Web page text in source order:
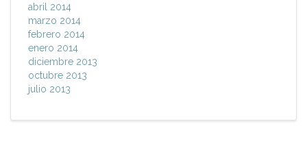
abril 2014
marzo 2014
febrero 2014
enero 2014
diciembre 2013
octubre 2013
julio 2013